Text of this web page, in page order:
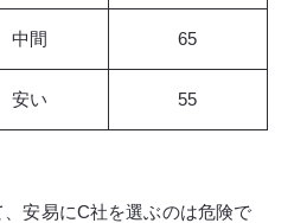
中間 65
安い 55
安易にC社を選ぶのは危険で